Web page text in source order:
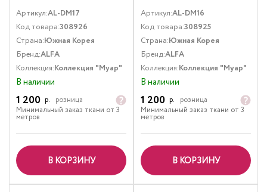
Артикул:AL-DM17
Код товара:308926
Страна:Южная Корея
Бренд:ALFA
Коллекция:Коллекция "Муар"
В наличии
1 200 р.
розница
Минимальный заказ ткани от 3
метров
В КОРЗИНУ
Артикул:AL-DM16
Код товара:308925
Страна:Южная Корея
Бренд:ALFA
Коллекция:Коллекция "Муар"
В наличии
1 200 р.
розница
Минимальный заказ ткани от 3
метров
В КОРЗИНУ